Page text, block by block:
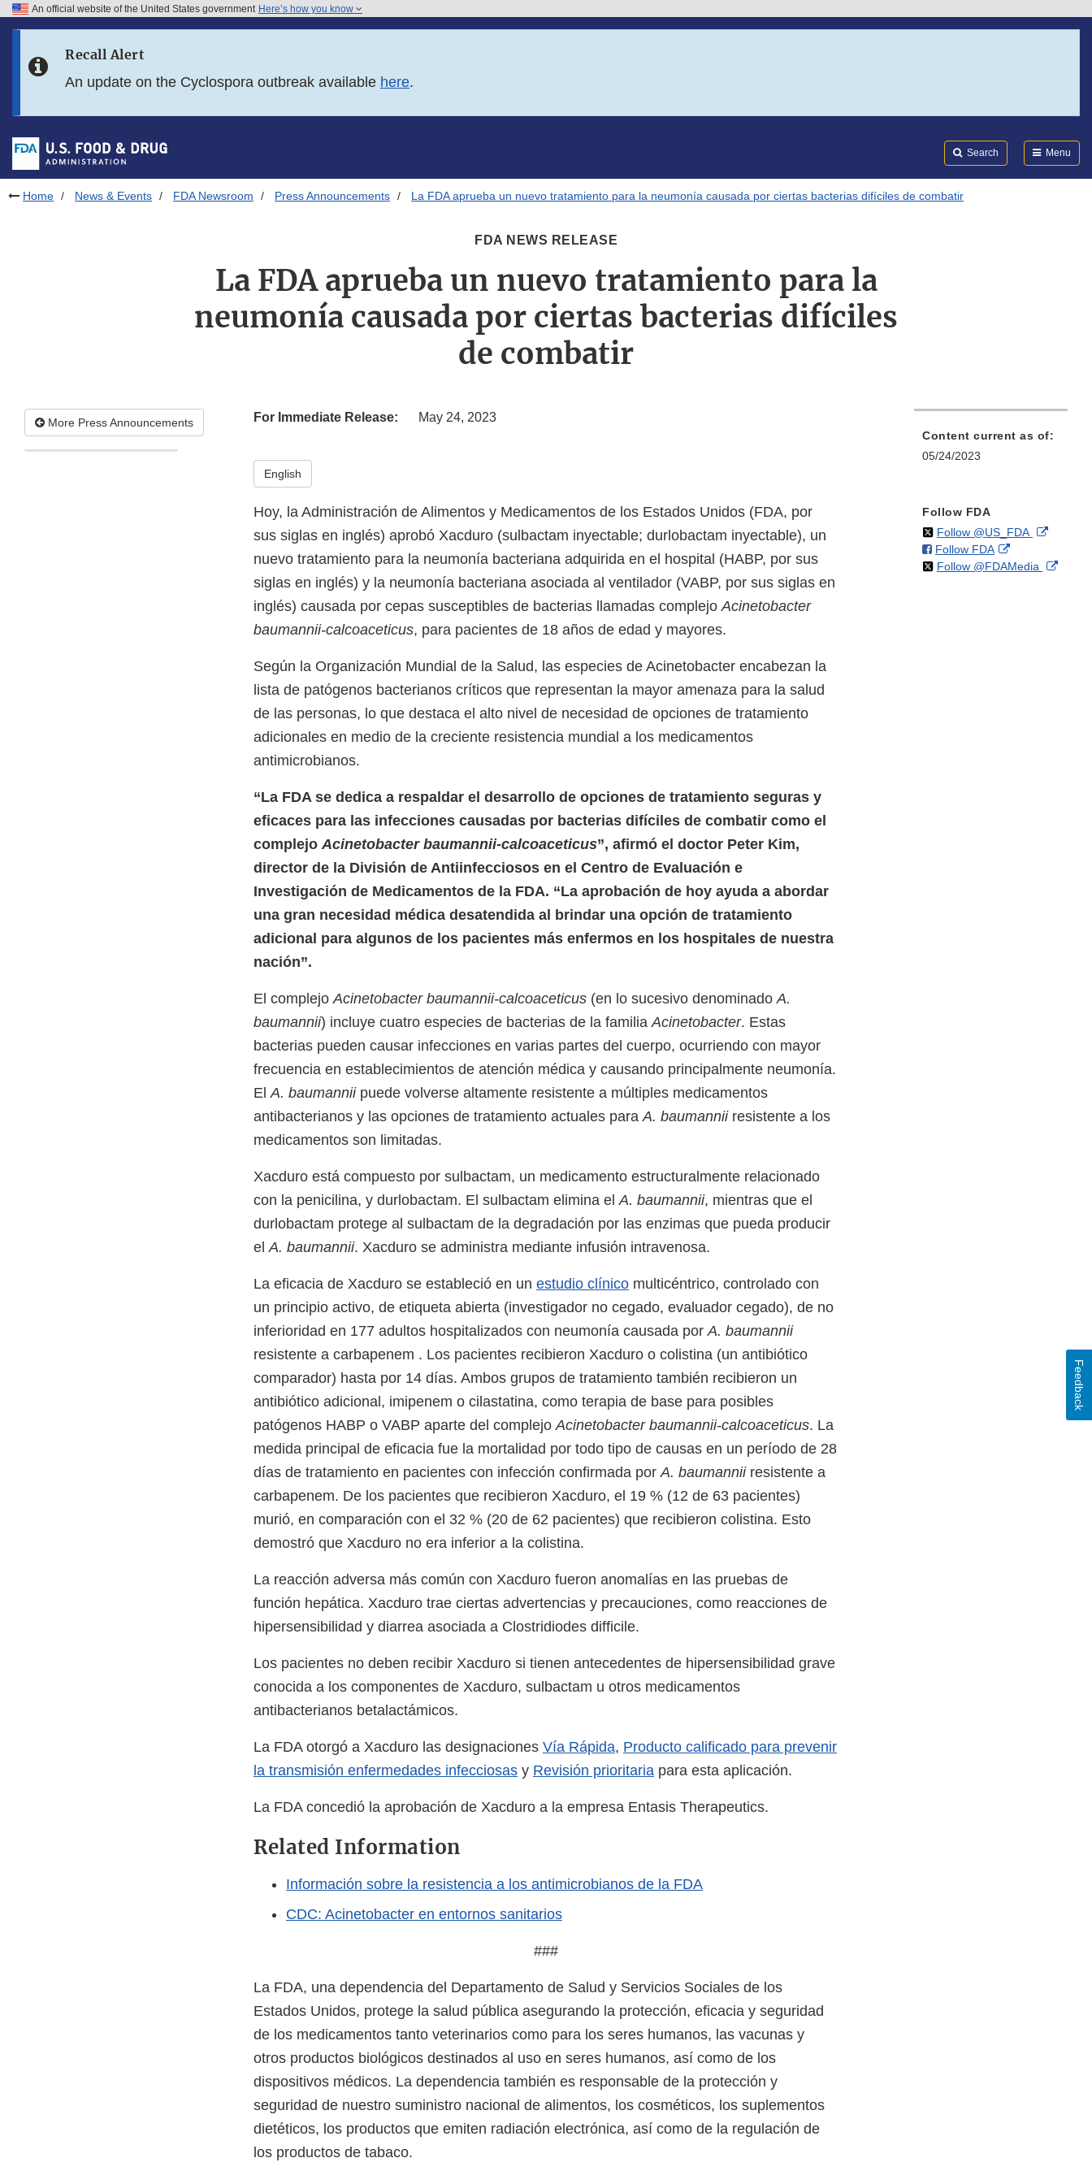
Skip to FDA Search
Skip to footer links
An official website of the United States government Here’s how you know
Recall Alert
An update on the Cyclospora outbreak available here.
Search Menu
Home News & Events FDA Newsroom Press Announcements La FDA aprueba un nuevo tratamiento para la neumonía causada por ciertas bacterias difíciles de combatir
FDA NEWS RELEASE
La FDA aprueba un nuevo tratamiento para la
neumonía causada por ciertas bacterias difíciles
de combatir
More Press Announcements For Immediate Release: May 24, 2023
English
Hoy, la Administración de Alimentos y Medicamentos de los Estados Unidos (FDA, por
sus siglas en inglés) aprobó Xacduro (sulbactam inyectable; durlobactam inyectable), un
nuevo tratamiento para la neumonía bacteriana adquirida en el hospital (HABP, por sus
siglas en inglés) y la neumonía bacteriana asociada al ventilador (VABP, por sus siglas en
inglés) causada por cepas susceptibles de bacterias llamadas complejoAcinetobacter
baumannii-calcoaceticus, para pacientes de 18 años de edad y mayores.
Según la Organización Mundial de la Salud, las especies de Acinetobacter encabezan la
lista de patógenos bacterianos críticos que representan la mayor amenaza para la salud
de las personas, lo que destaca el alto nivel de necesidad de opciones de tratamiento
adicionales en medio de la creciente resistencia mundial a los medicamentos
antimicrobianos.
“La FDA se dedica a respaldar el desarrollo de opciones de tratamiento seguras y
eficaces para las infecciones causadas por bacterias difíciles de combatir como el
complejoAcinetobacter baumannii-calcoaceticus”, afirmó el doctor Peter Kim,
director de la División de Antiinfecciosos en el Centro de Evaluación e
Investigación de Medicamentos de la FDA. “La aprobación de hoy ayuda a abordar
una gran necesidad médica desatendida al brindar una opción de tratamiento
adicional para algunos de los pacientes más enfermos en los hospitales de nuestra
nación”.
El complejoAcinetobacter baumannii-calcoaceticus (en lo sucesivo denominadoA.
baumannii) incluye cuatro especies de bacterias de la familiaAcinetobacter. Estas
bacterias pueden causar infecciones en varias partes del cuerpo, ocurriendo con mayor
frecuencia en establecimientos de atención médica y causando principalmente neumonía.
ElA. baumanniipuede volverse altamente resistente a múltiples medicamentos
antibacterianos y las opciones de tratamiento actuales paraA. baumannii resistente a los
medicamentos son limitadas.
Xacduro está compuesto por sulbactam, un medicamento estructuralmente relacionado
con la penicilina, y durlobactam. El sulbactam elimina elA. baumannii, mientras que el
durlobactam protege al sulbactam de la degradación por las enzimas que pueda producir
elA. baumannii. Xacduro se administra mediante infusión intravenosa.
La eficacia de Xacduro se estableció en un estudio clínico multicéntrico, controlado con
un principio activo, de etiqueta abierta (investigador no cegado, evaluador cegado), de no
inferioridad en 177 adultos hospitalizados con neumonía causada porA. baumannii
resistente a carbapenem . Los pacientes recibieron Xacduro o colistina (un antibiótico
comparador) hasta por 14 días. Ambos grupos de tratamiento también recibieron un
antibiótico adicional, imipenem o cilastatina, como terapia de base para posibles
patógenos HABP o VABP aparte del complejoAcinetobacter baumannii-calcoaceticus. La
medida principal de eficacia fue la mortalidad por todo tipo de causas en un período de 28
días de tratamiento en pacientes con infección confirmada porA. baumanniiresistente a
carbapenem. De los pacientes que recibieron Xacduro, el 19 % (12 de 63 pacientes)
murió, en comparación con el 32 % (20 de 62 pacientes) que recibieron colistina. Esto
demostró que Xacduro no era inferior a la colistina.
La reacción adversa más común con Xacduro fueron anomalías en las pruebas de
función hepática. Xacduro trae ciertas advertencias y precauciones, como reacciones de
hipersensibilidad y diarrea asociada a Clostridiodes difficile.
Los pacientes no deben recibir Xacduro si tienen antecedentes de hipersensibilidad grave
conocida a los componentes de Xacduro, sulbactam u otros medicamentos
antibacterianos betalactámicos.
La FDA otorgó a Xacduro las designaciones Vía Rápida, Producto calificado para prevenir
la transmisión enfermedades infecciosas y Revisión prioritaria para esta aplicación.
La FDA concedió la aprobación de Xacduro a la empresa Entasis Therapeutics.
Related Information
Información sobre la resistencia a los antimicrobianos de la FDA
CDC: Acinetobacter en entornos sanitarios
###
La FDA, una dependencia del Departamento de Salud y Servicios Sociales de los
Estados Unidos, protege la salud pública asegurando la protección, eficacia y seguridad
de los medicamentos tanto veterinarios como para los seres humanos, las vacunas y
otros productos biológicos destinados al uso en seres humanos, así como de los
dispositivos médicos. La dependencia también es responsable de la protección y
seguridad de nuestro suministro nacional de alimentos, los cosméticos, los suplementos
dietéticos, los productos que emiten radiación electrónica, así como de la regulación de
los productos de tabaco.
Content current as of:
05/24/2023
Follow FDA
Follow @US_FDAon External
Follow FDAon
Facebook
External
Link
Follow @FDAMedia on
Feedback